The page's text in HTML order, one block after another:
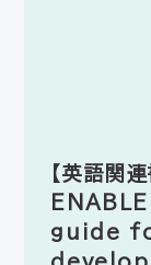
【英語関
guide